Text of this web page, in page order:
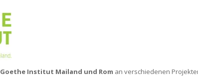
Goethe Institut Mailand und Rom an verschiedenen